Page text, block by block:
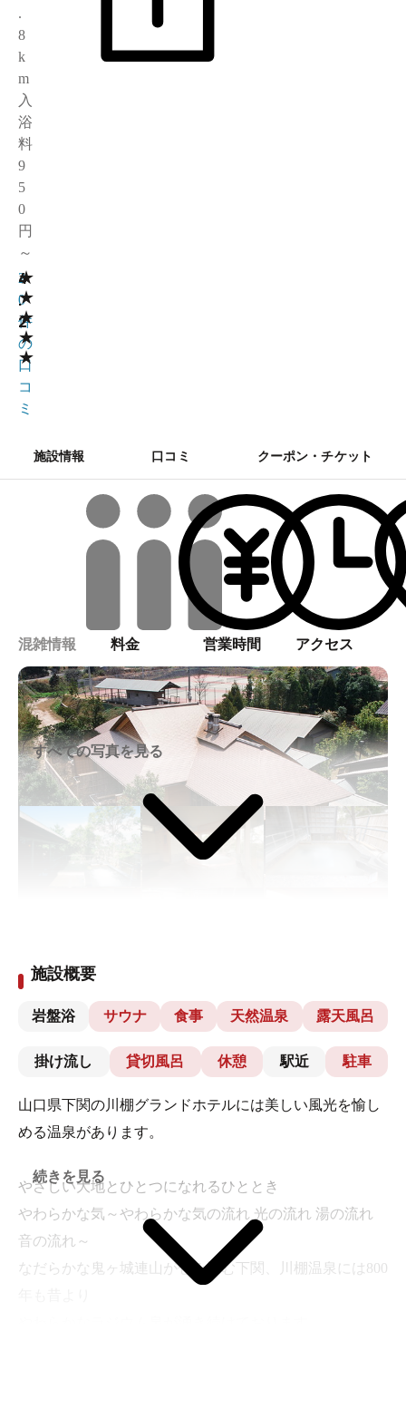
.
8
k
m
入
浴
料
9
5
0
円
～
★
★
★
★
★
4
.
2
2
0
件
の
口
コ
ミ
施設情報 口コミ クーポン・チケット
混雑情報 料金 営業時間 アクセス
すべての写真を見る
施設概要
岩盤浴 サウナ 食事 天然温泉 露天風呂
掛け流し 貸切風呂 休憩 駅近 駐車
山口県下関の川棚グランドホテルには美しい風光を愉し
める温泉があります。
やさしい大地とひとつになれるひととき
やわらかな気～やわらかな気の流れ 光の流れ 湯の流れ
音の流れ～
なだらかな鬼ヶ城連山が包み込む下関、川棚温泉には800
続きを見る